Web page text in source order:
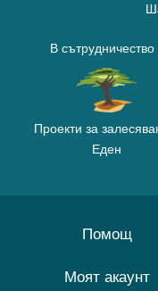
В сътрудничество
Проекти за
Еден
Помощ
Моят акаунт